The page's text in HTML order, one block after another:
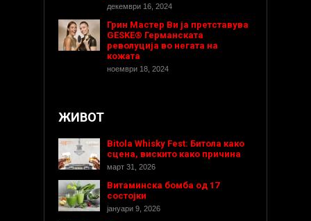
декември 16, 2024
Грин Мастер Ви ја претставува
GESKE® Германската
револуција во негата на
кожата
ноември 18, 2024
ЖИВОТ
Bitola Whisky Fest: Битола како
сцена, вискито како причина
март 31, 2026
Витаминска бомба од 17
состојки
јануари 9, 2026